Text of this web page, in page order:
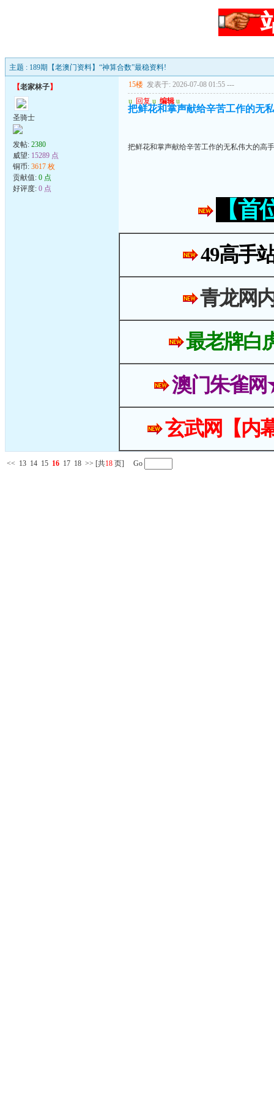
主题 : 189期【老澳门资料】“神算合数”最稳资料!
【老家林子】
圣骑士
发帖: 2380
威望: 15289 点
铜币: 3617 枚
贡献值: 0 点
好评度: 0 点
15楼 发表于: 2026-07-08 01:55 ---
u 回复 u 编辑 u
把鲜花和掌声献给辛苦工作的无
把鲜花和掌声献给辛苦工作的无私伟大的高
【
49高手
青龙网
最老牌白
澳门朱雀
玄武网【内
<< 13 14 15 16 17 18 >> [共18 页] Go